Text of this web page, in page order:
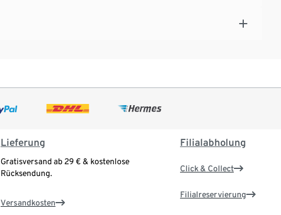
Lieferung
Gratisversand ab 29 € & kostenlose
Rücksendung.
Versandkosten
Filialabholung
Click & Collect
Filialreservierung